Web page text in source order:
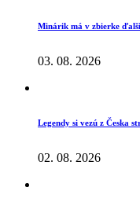
Minárik má v zbierke
03. 08. 2026
Legendy si vezú z Česka
02. 08. 2026